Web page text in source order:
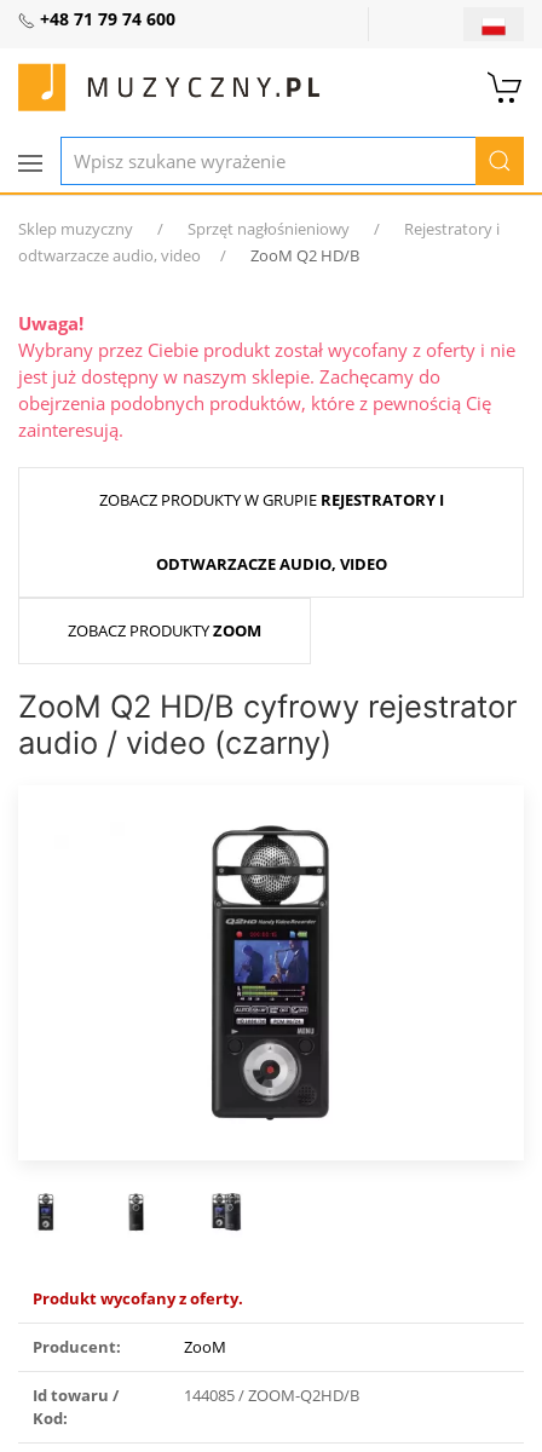
+48 71 79 74 600
Sklep muzyczny Sprzęt nagłośnieniowy
Rejestratory i
odtwarzacze audio, video
ZooM Q2 HD/B
Uwaga!
Wybrany przez Ciebie produkt został wycofany z oferty i nie
jest już dostępny w naszym sklepie. Zachęcamy do
obejrzenia podobnych produktów, które z pewnością Cię
zainteresują.
ZOBACZ PRODUKTY W GRUPIE REJESTRATORY I
ODTWARZACZE AUDIO, VIDEO
ZOBACZ PRODUKTYZOOM
ZooM Q2 HD/B cyfrowy rejestrator
audio / video (czarny)
Produkt wycofany z oferty.
Producent: ZooM
Id towaru /
Kod:
144085 / ZOOM-Q2HD/B